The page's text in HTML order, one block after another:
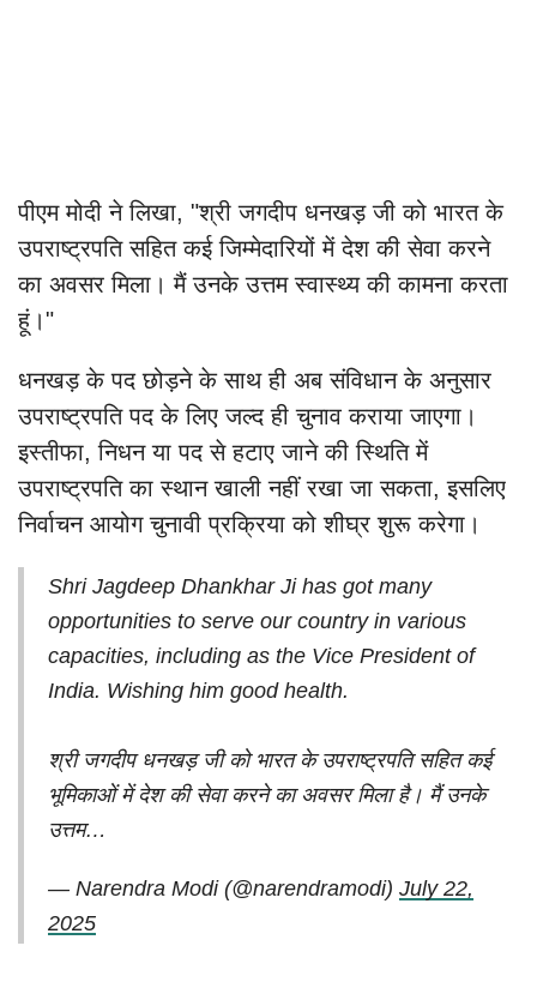
पीएम मोदी ने लिखा, "श्री जगदीप धनखड़ जी को भारत के
उपराष्ट्रपति सहित कई जिम्मेदारियों में देश की सेवा करने
का अवसर मिला। मैं उनके उत्तम स्वास्थ्य की कामना करता
हूं।"
धनखड़ के पद छोड़ने के साथ ही अब संविधान के अनुसार
उपराष्ट्रपति पद के लिए जल्द ही चुनाव कराया जाएगा।
इस्तीफा, निधन या पद से हटाए जाने की स्थिति में
उपराष्ट्रपति का स्थान खाली नहीं रखा जा सकता, इसलिए
निर्वाचन आयोग चुनावी प्रक्रिया को शीघ्र शुरू करेगा।
Shri Jagdeep Dhankhar Ji has got many
opportunities to serve our country in various
capacities, including as the Vice President of
India. Wishing him good health.
श्री जगदीप धनखड़ जी को भारत के उपराष्ट्रपति सहित कई
भूमिकाओं में देश की सेवा करने का अवसर मिला है। मैं उनके
उत्तम…
— Narendra Modi (@narendramodi) July 22,
2025